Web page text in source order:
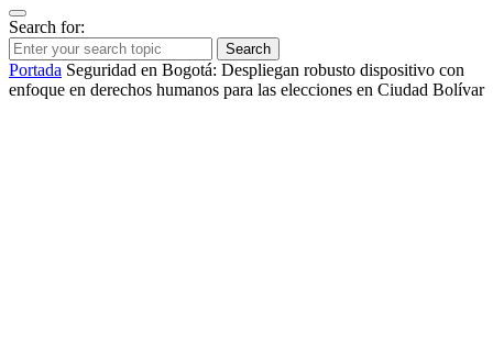
Search for:
Search
Portada Seguridad en Bogotá: Despliegan robusto dispositivo con
enfoque en derechos humanos para las elecciones en Ciudad Bolívar